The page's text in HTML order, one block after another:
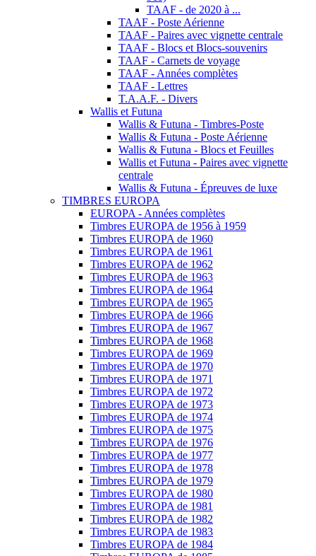
TAAF - de 2020 à ...
TAAF - Poste Aérienne
TAAF - Paires avec vignette centrale
TAAF - Blocs et Blocs-souvenirs
TAAF - Carnets de voyage
TAAF - Années complètes
TAAF - Lettres
T.A.A.F. - Divers
Wallis et Futuna
Wallis & Futuna - Timbres-Poste
Wallis & Futuna - Poste Aérienne
Wallis & Futuna - Blocs et Feuilles
Wallis et Futuna - Paires avec vignette
centrale
Wallis & Futuna - Épreuves de luxe
TIMBRES EUROPA
EUROPA - Années complètes
Timbres EUROPA de 1956 à 1959
Timbres EUROPA de 1960
Timbres EUROPA de 1961
Timbres EUROPA de 1962
Timbres EUROPA de 1963
Timbres EUROPA de 1964
Timbres EUROPA de 1965
Timbres EUROPA de 1966
Timbres EUROPA de 1967
Timbres EUROPA de 1968
Timbres EUROPA de 1969
Timbres EUROPA de 1970
Timbres EUROPA de 1971
Timbres EUROPA de 1972
Timbres EUROPA de 1973
Timbres EUROPA de 1974
Timbres EUROPA de 1975
Timbres EUROPA de 1976
Timbres EUROPA de 1977
Timbres EUROPA de 1978
Timbres EUROPA de 1979
Timbres EUROPA de 1980
Timbres EUROPA de 1981
Timbres EUROPA de 1982
Timbres EUROPA de 1983
Timbres EUROPA de 1984